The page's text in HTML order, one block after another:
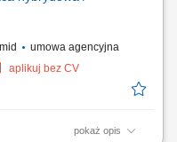
umowa agencyjna
aplikuj bez CV
pokaż opis